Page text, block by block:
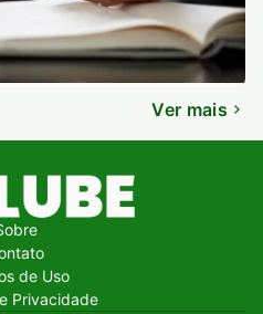
Ver mais
de Uso
Privacidade